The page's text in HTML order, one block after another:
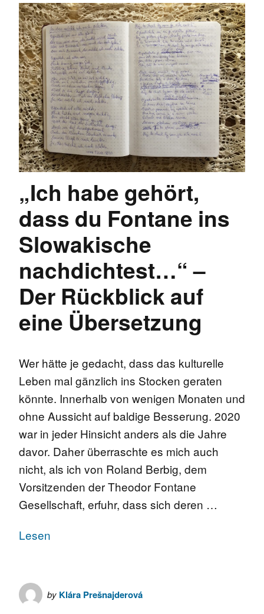
„Ich habe gehört,
dass du Fontane ins
Slowakische
nachdichtest…“ –
Der Rückblick auf
eine Übersetzung
Wer hätte je gedacht, dass das kulturelle
Leben mal gänzlich ins Stocken geraten
könnte. Innerhalb von wenigen Monaten und
ohne Aussicht auf baldige Besserung. 2020
war in jeder Hinsicht anders als die Jahre
davor. Daher überraschte es mich auch
nicht, als ich von Roland Berbig, dem
Vorsitzenden der Theodor Fontane
Gesellschaft, erfuhr, dass sich deren …
Lesen
by Klára Prešnajderová